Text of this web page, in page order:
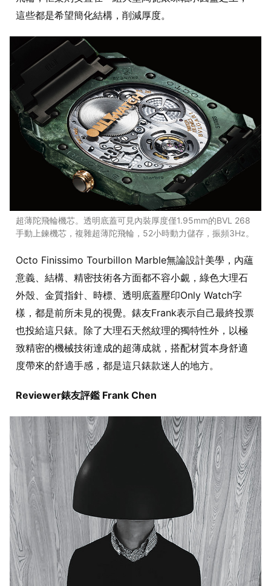
這些都是希望簡化結構，削減厚度。
超薄陀飛輪機芯。透明底蓋可見內裝厚度僅1.95mm的BVL 268
手動上鍊機芯，複雜超薄陀飛輪，52小時動力儲存，振頻3Hz。
Octo Finissimo Tourbillon Marble無論設計美學，內蘊
意義、結構、精密技術各方面都不容小覷，綠色大理石
外殼、金質指針、時標、透明底蓋壓印Only Watch字
樣，都是前所未見的視覺。錶友Frank表示自己最終投票
也投給這只錶。除了大理石天然紋理的獨特性外，以極
致精密的機械技術達成的超薄成就，搭配材質本身舒適
度帶來的舒適手感，都是這只錶款迷人的地方。
Reviewer錶友評鑑 Frank Chen